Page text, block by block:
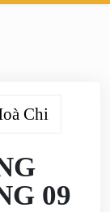
Chi
09